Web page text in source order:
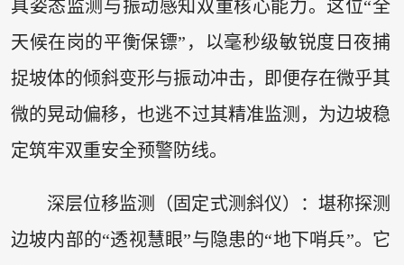
具姿态监测与振动感知双重核心能力。这位“全
天候在岗的平衡保镖”，以毫秒级敏锐度日夜捕
捉坡体的倾斜变形与振动冲击，即便存在微乎其
微的晃动偏移，也逃不过其精准监测，为边坡稳
定筑牢双重安全预警防线。
深层位移监测（固定式测斜仪）：堪称探测
边坡内部的“透视慧眼”与隐患的“地下哨兵”。它